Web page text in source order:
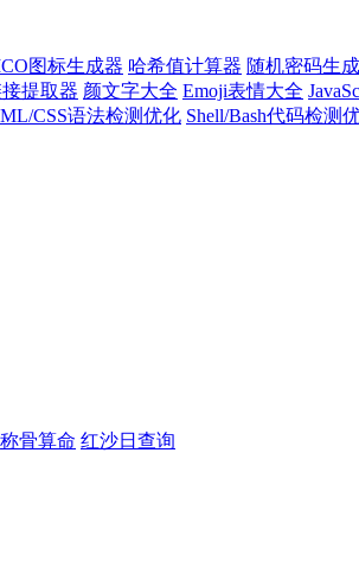
图标生成器 哈希值计算器 随机密码生
提取器 颜文字大全 Emoji表情大全
CSS语法检测优化 Shell/Bash代码检测
称骨算命 红沙日查询